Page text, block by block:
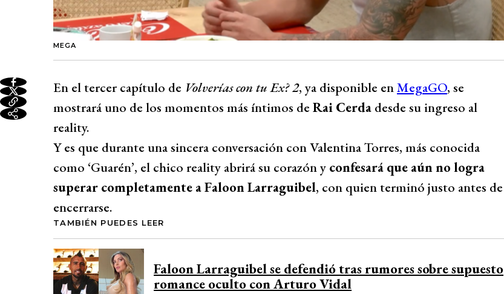
MEGA
En el tercer capítulo de Volverías con tu Ex? 2, ya disponible enMegaGO, se
mostrará uno de los momentos más íntimos de Rai Cerda desde su ingreso al
reality.
Y es que durante una sincera conversación con Valentina Torres, más conocida
como ‘Guarén’, el chico reality abrirá su corazón y confesará que aún no logra
superar completamente a Faloon Larraguibel, con quien terminó justo antes de
encerrarse.
TAMBIÉN PUEDES LEER
Faloon Larraguibel se defendió tras rumores sobre supuesto
romance oculto con Arturo Vidal